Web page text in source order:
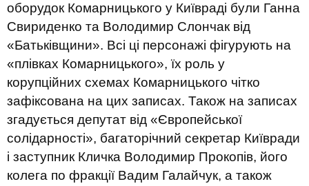
оборудок Комарницького у Київраді були Ганна
Свириденко та Володимир Слончак від
«Батьківщини». Всі ці персонажі фігурують на
«плівках Комарницького», їх роль у
корупційних схемах Комарницького чітко
зафіксована на цих записах. Також на записах
згадується депутат від «Європейської
солідарності», багаторічний секретар Київради
і заступник Кличка Володимир Прокопів, його
колега по фракції Вадим Галайчук, а також